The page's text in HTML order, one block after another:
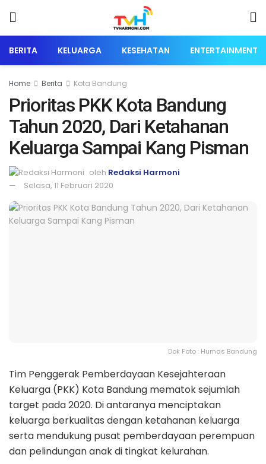
BERITA KELUARGA KESEHATAN ENTERTAINMENT
Home Berita Kota Bandung
Prioritas PKK Kota Bandung
Tahun 2020, Dari Ketahanan
Keluarga Sampai Kang Pisman
oleh Redaksi Harmoni
Selasa, 11 Februari 2020
Dok Foto : Humas Bandung
Tim Penggerak Pemberdayaan Kesejahteraan
Keluarga (PKK) Kota Bandung mematok sejumlah
target pada 2020. Di antaranya menciptakan
keluarga berkualitas dengan ketahanan keluarga
serta mendukung pusat pemberdayaan perempuan
dan pelindungan anak di tingkat kelurahan.